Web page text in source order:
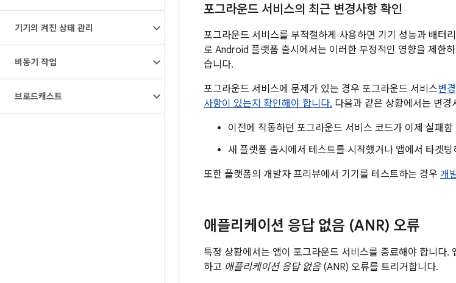
기기의 켜진 상태 관리
비동기 작업
브로드캐스트
포그라운드 서비스의 최근 변경사항 확인
포그라운드 서비스를 부적절하게 사용하면 기기 성능과 배터
로 Android 플랫폼 출시에서는 이러한 부정적인 영향을 제한
습니다.
포그라운드 서비스에 문제가 있는 경우 포그라운드 서비스변
사항이 있는지 확인해야 합니다. 다음과 같은 상황에서는 변
이전에 작동하던 포그라운드 서비스 코드가 이제 실패함
새 플랫폼 출시에서 테스트를 시작했거나 앱에서 타겟
또한 플랫폼의 개발자 프리뷰에서 기기를 테스트하는 경우 개
애플리케이션 응답 없음 (ANR) 오류
특정 상황에서는 앱이 포그라운드 서비스를 종료해야 합니다.
하고 애플리케이션 응답 없음(ANR) 오류를 트리거합니다.